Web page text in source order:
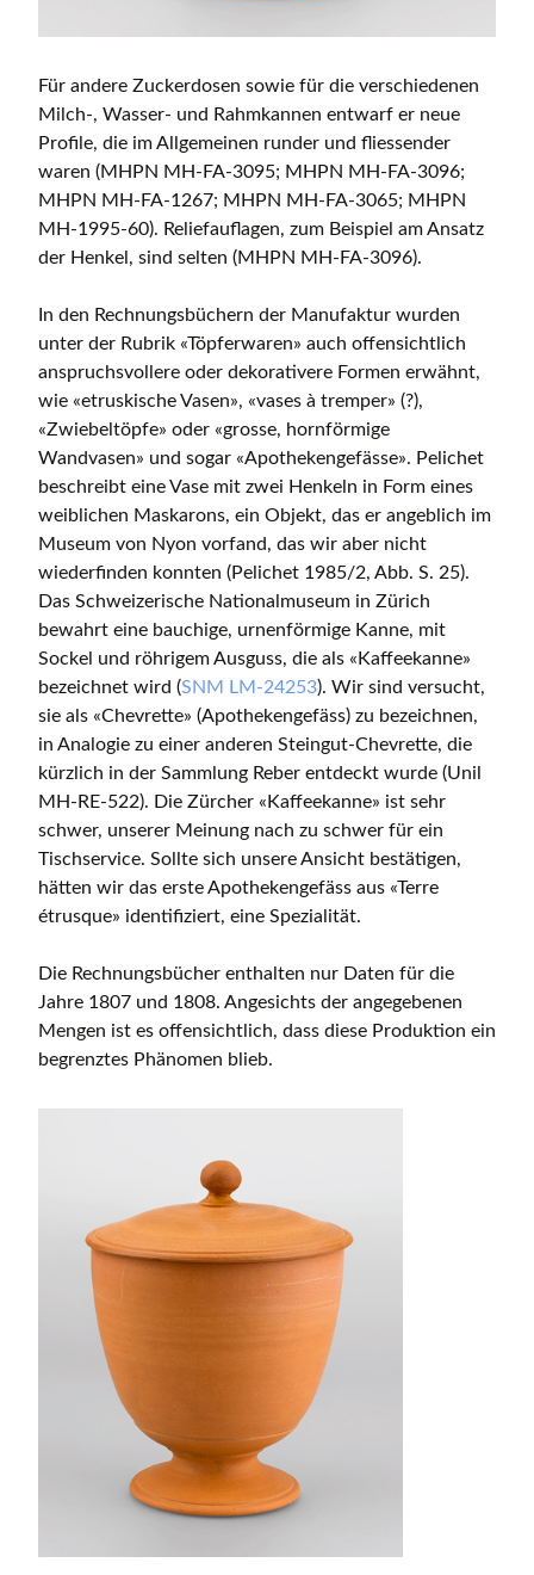
Für andere Zuckerdosen sowie für die verschiedenen
Milch-, Wasser- und Rahmkannen entwarf er neue
Profile, die im Allgemeinen runder und fliessender
waren (MHPN MH-FA-3095; MHPN MH-FA-3096;
MHPN MH-FA-1267; MHPN MH-FA-3065; MHPN
MH-1995-60). Reliefauflagen, zum Beispiel am Ansatz
der Henkel, sind selten (MHPN MH-FA-3096).
In den Rechnungsbüchern der Manufaktur wurden
unter der Rubrik «Töpferwaren» auch offensichtlich
anspruchsvollere oder dekorativere Formen erwähnt,
wie «etruskische Vasen», «vases à tremper» (?),
«Zwiebeltöpfe» oder «grosse, hornförmige
Wandvasen» und sogar «Apothekengefässe». Pelichet
beschreibt eine Vase mit zwei Henkeln in Form eines
weiblichen Maskarons, ein Objekt, das er angeblich im
Museum von Nyon vorfand, das wir aber nicht
wiederfinden konnten (Pelichet 1985/2, Abb. S. 25).
Das Schweizerische Nationalmuseum in Zürich
bewahrt eine bauchige, urnenförmige Kanne, mit
Sockel und röhrigem Ausguss, die als «Kaffeekanne»
bezeichnet wird (SNM LM-24253). Wir sind versucht,
sie als «Chevrette» (Apothekengefäss) zu bezeichnen,
in Analogie zu einer anderen Steingut-Chevrette, die
kürzlich in der Sammlung Reber entdeckt wurde (Unil
MH-RE-522). Die Zürcher «Kaffeekanne» ist sehr
schwer, unserer Meinung nach zu schwer für ein
Tischservice. Sollte sich unsere Ansicht bestätigen,
hätten wir das erste Apothekengefäss aus «Terre
étrusque» identifiziert, eine Spezialität.
Die Rechnungsbücher enthalten nur Daten für die
Jahre 1807 und 1808. Angesichts der angegebenen
Mengen ist es offensichtlich, dass diese Produktion ein
begrenztes Phänomen blieb.